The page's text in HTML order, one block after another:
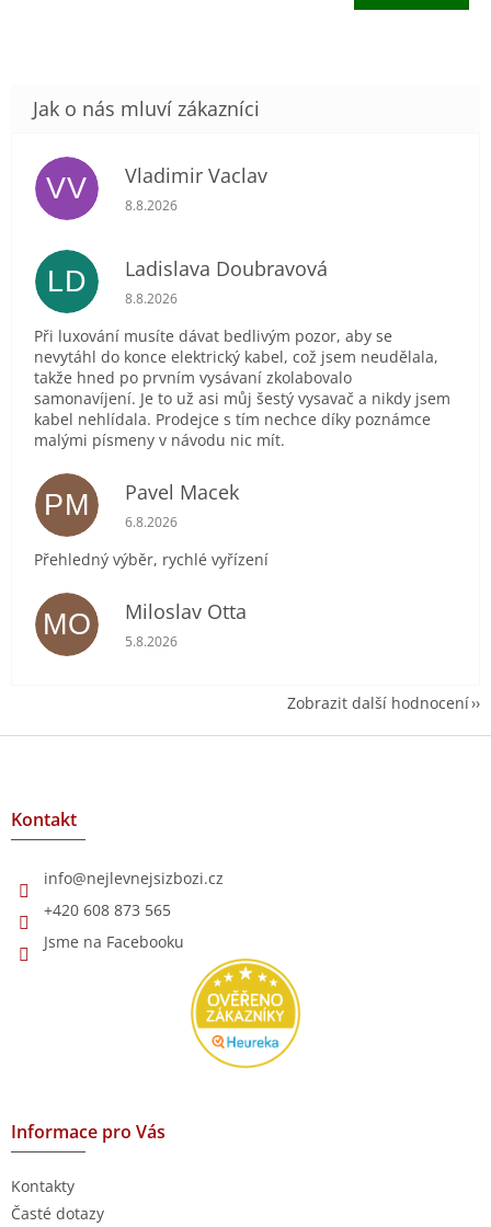
VV Vladimir Vaclav
Hodnocení obchodu je 5 z 5 hvězdiček.
8.8.2026
LD Ladislava Doubravová
Hodnocení obchodu je 2 z 5 hvězdiček.
8.8.2026
Při luxování musíte dávat bedlivým pozor, aby se
nevytáhl do konce elektrický kabel, což jsem neudělala,
takže hned po prvním vysávaní zkolabovalo
samonavíjení. Je to už asi můj šestý vysavač a nikdy jsem
kabel nehlídala. Prodejce s tím nechce díky poznámce
malými písmeny v návodu nic mít.
PM Pavel Macek
Hodnocení obchodu je 5 z 5 hvězdiček.
6.8.2026
Přehledný výběr, rychlé vyřízení
MO Miloslav Otta
Hodnocení obchodu je 5 z 5 hvězdiček.
5.8.2026
Zobrazit další hodnocení
Z
Kontakt
info@nejlevnejsizbozi.cz
+420 608 873 565
Jsme na Facebooku
Informace pro Vás
Kontakty
Časté dotazy